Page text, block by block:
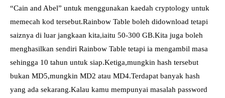
“Cain and Abel” untuk menggunakan kaedah cryptology untuk
memecah kod tersebut.Rainbow Table boleh didownload tetapi
saiznya di luar jangkaan kita,iaitu 50-300 GB.Kita juga boleh
menghasilkan sendiri Rainbow Table tetapi ia mengambil masa
sehingga 10 tahun untuk siap.Ketiga,mungkin hash tersebut
bukan MD5,mungkin MD2 atau MD4.Terdapat banyak hash
yang ada sekarang.Kalau kamu mempunyai masalah password